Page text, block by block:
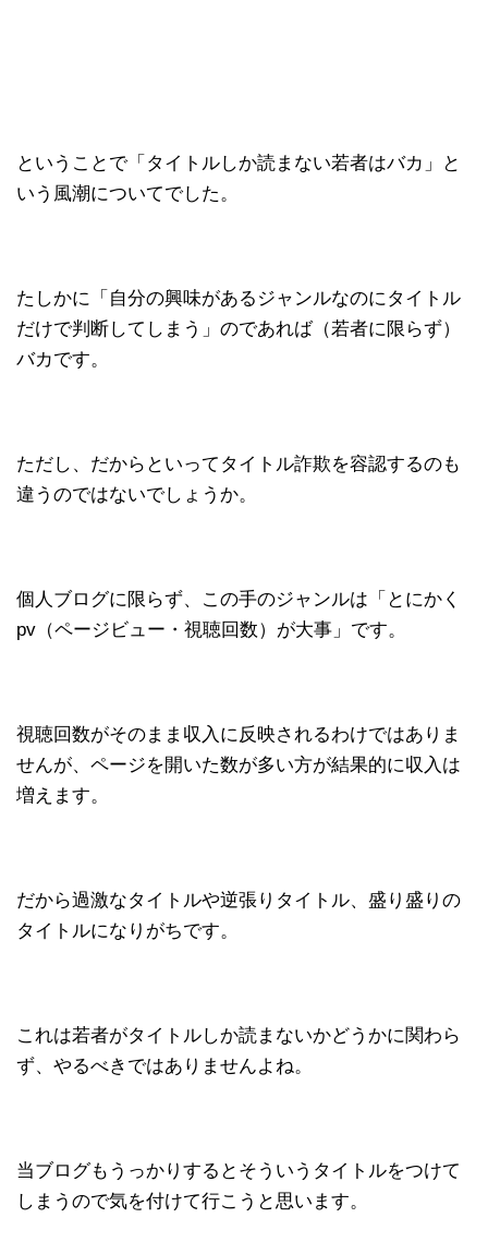
ということで「タイトルしか読まない若者はバカ」と
いう風潮についてでした。
たしかに「自分の興味があるジャンルなのにタイトル
だけで判断してしまう」のであれば（若者に限らず）
バカです。
ただし、だからといってタイトル詐欺を容認するのも
違うのではないでしょうか。
個人ブログに限らず、この手のジャンルは「とにかく
pv（ページビュー・視聴回数）が大事」です。
視聴回数がそのまま収入に反映されるわけではありま
せんが、ページを開いた数が多い方が結果的に収入は
増えます。
だから過激なタイトルや逆張りタイトル、盛り盛りの
タイトルになりがちです。
これは若者がタイトルしか読まないかどうかに関わら
ず、やるべきではありませんよね。
当ブログもうっかりするとそういうタイトルをつけて
しまうので気を付けて行こうと思います。